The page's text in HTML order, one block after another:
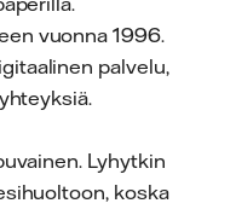
vuonna 1996.
palvelu,
Lyhytkin
koska